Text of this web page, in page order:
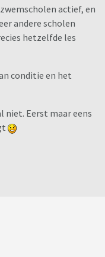
actief, en
andere scholen
hetzelfde les
conditie en het
niet. Eerst maar eens